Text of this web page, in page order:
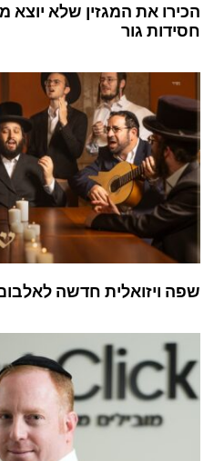
הכירו את המגזין שלא
חסידות גור
שפה ויזואלית חדשה